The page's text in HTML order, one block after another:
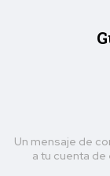
Un mensaje de
a tu cuenta de